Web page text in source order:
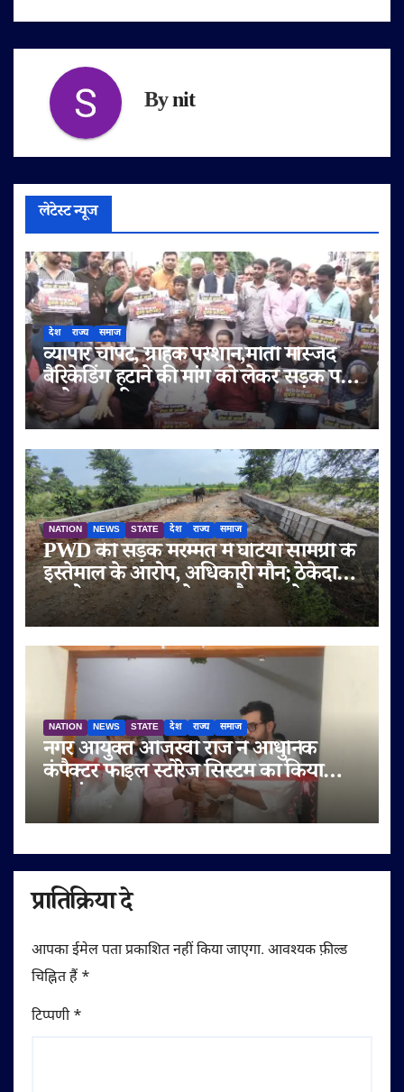
Bynit
लेटेस्ट न्यूज
देश राज्य समाज
व्यापार चौपट, ग्राहक परेशान,मोती मस्जिद
बैरिकेडिंग हटाने की मांग को लेकर सड़क पर
उतरे व्यापारी
NATION NEWS STATE देश राज्य समाज
PWD की सड़क मरम्मत में घटिया सामग्री के
इस्तेमाल के आरोप, अधिकारी मौन; ठेकेदार
पर दोबारा गुणवत्ता से समझौता करने का
आरोप
NATION NEWS STATE देश राज्य समाज
नगर आयुक्त ओजस्वी राज ने आधुनिक
कंपैक्टर फाइल स्टोरेज सिस्टम का किया
शुभारंभ
प्रातिक्रिया दे
आपका ईमेल पता प्रकाशित नहीं किया जाएगा. आवश्यक फ़ील्ड
चिह्नित हैं *
टिप्पणी*